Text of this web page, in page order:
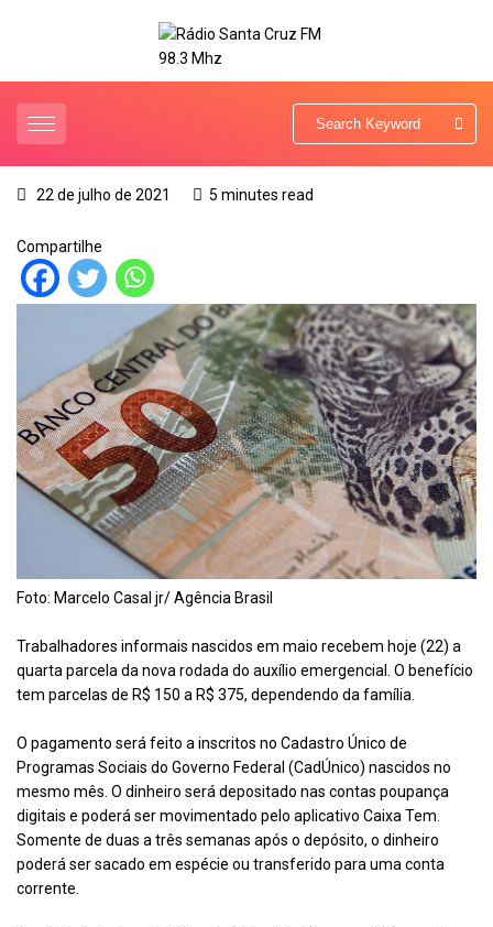
22 de julho de 2021 5 minutes read
Compartilhe
Foto: Marcelo Casal jr/ Agência Brasil
Trabalhadores informais nascidos em maio recebem hoje (22) a
quarta parcela da nova rodada do auxílio emergencial. O benefício
tem parcelas de R$ 150 a R$ 375, dependendo da família.
O pagamento será feito a inscritos no Cadastro Único de
Programas Sociais do Governo Federal (CadÚnico) nascidos no
mesmo mês. O dinheiro será depositado nas contas poupança
digitais e poderá ser movimentado pelo aplicativo Caixa Tem.
Somente de duas a três semanas após o depósito, o dinheiro
poderá ser sacado em espécie ou transferido para uma conta
corrente.